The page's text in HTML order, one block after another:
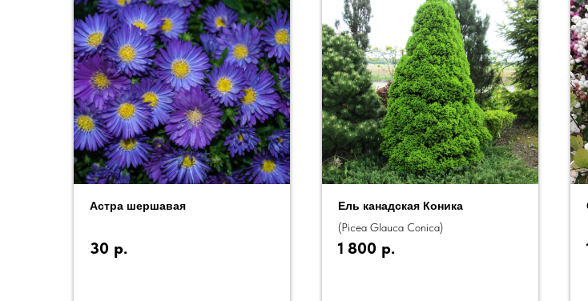
Астра шершавая
30 р.
Ель канадская Коника
(Picea Glauca Conica)
1 800 р.